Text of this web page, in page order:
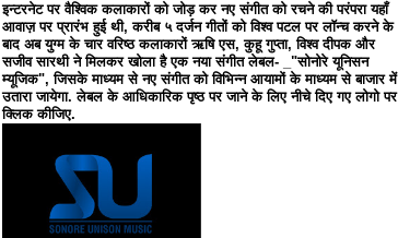
इन्टरनेट पर वैश्विक कलाकारों को जोड़ कर नए संगीत को रचने की परंपरा यहाँ
आवाज़ पर प्रारंभ हुई थी, करीब ५ दर्जन गीतों को विश्व पटल पर लॉन्च करने के
बाद अब युग्म के चार वरिष्ठ कलाकारों ऋषि एस, कुहू गुप्ता, विश्व दीपक और
सजीव सारथी ने मिलकर खोला है एक नया संगीत लेबल- _"सोनोरे यूनिसन
म्यूजिक", जिसके माध्यम से नए संगीत को विभिन्न आयामों के माध्यम से बाजार में
उतारा जायेगा. लेबल के आधिकारिक पृष्ठ पर जाने के लिए नीचे दिए गए लोगो पर
क्लिक कीजिए.